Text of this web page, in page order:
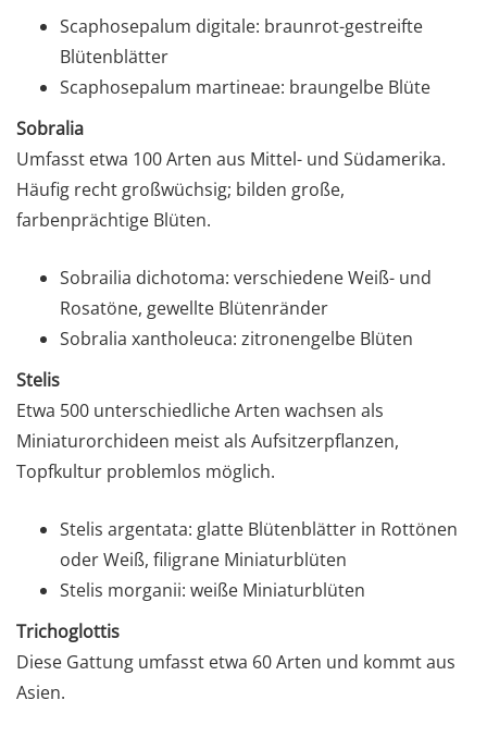
Scaphosepalum digitale: braunrot-gestreifte
Blütenblätter
Scaphosepalum martineae: braungelbe Blüte
Sobralia
Umfasst etwa 100 Arten aus Mittel- und Südamerika.
Häufig recht großwüchsig; bilden große,
farbenprächtige Blüten.
Sobrailia dichotoma: verschiedene Weiß- und
Rosatöne, gewellte Blütenränder
Sobralia xantholeuca: zitronengelbe Blüten
Stelis
Etwa 500 unterschiedliche Arten wachsen als
Miniaturorchideen meist als Aufsitzerpflanzen,
Topfkultur problemlos möglich.
Stelis argentata: glatte Blütenblätter in Rottönen
oder Weiß, filigrane Miniaturblüten
Stelis morganii: weiße Miniaturblüten
Trichoglottis
Diese Gattung umfasst etwa 60 Arten und kommt aus
Asien.